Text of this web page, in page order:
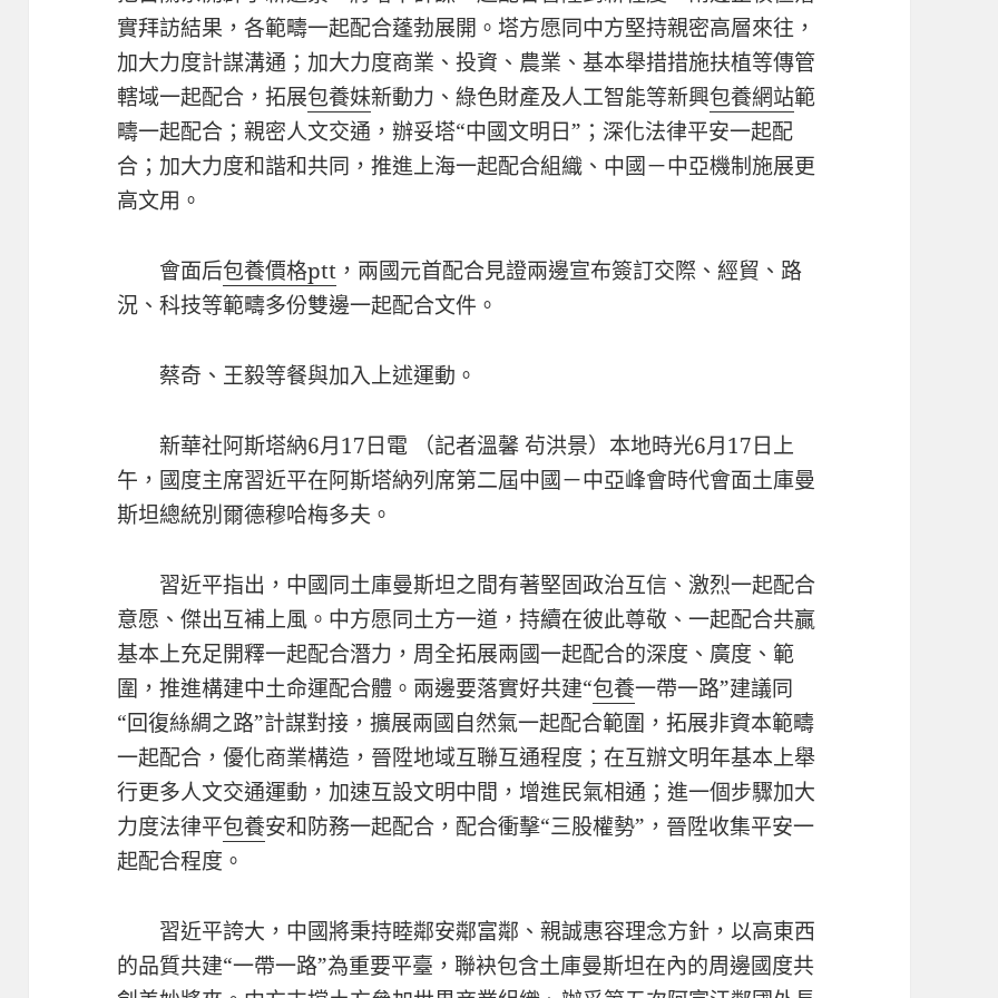
實拜訪結果，各範疇一起配合蓬勃展開。塔方愿同中方堅持親密高層來往，
加大力度計謀溝通；加大力度商業、投資、農業、基本舉措措施扶植等傳管
轄域一起配合，拓展包養妹新動力、綠色財產及人工智能等新興包養網站範
疇一起配合；親密人文交通，辦妥塔“中國文明日”；深化法律平安一起配
合；加大力度和諧和共同，推進上海一起配合組織、中國－中亞機制施展更
高文用。
會面后包養價格ptt ，兩國元首配合見證兩邊宣布簽訂交際、經貿、路
況、科技等範疇多份雙邊一起配合文件。
蔡奇、王毅等餐與加入上述運動。
新華社阿斯塔納6月17日電 （記者溫馨 茍洪景）本地時光6月17日上
午，國度主席習近平在阿斯塔納列席第二屆中國－中亞峰會時代會面土庫曼
斯坦總統別爾德穆哈梅多夫。
習近平指出，中國同土庫曼斯坦之間有著堅固政治互信、激烈一起配合
意愿、傑出互補上風。中方愿同土方一道，持續在彼此尊敬、一起配合共贏
基本上充足開釋一起配合潛力，周全拓展兩國一起配合的深度、廣度、範
圍，推進構建中土命運配合體。兩邊要落實好共建“包養一帶一路”建議同
“回復絲綢之路”計謀對接，擴展兩國自然氣一起配合範圍，拓展非資本範疇
一起配合，優化商業構造，晉陞地域互聯互通程度；在互辦文明年基本上舉
行更多人文交通運動，加速互設文明中間，增進民氣相通；進一個步驟加大
力度法律平包養安和防務一起配合，配合衝擊“三股權勢”，晉陞收集平安一
起配合程度。
習近平誇大，中國將秉持睦鄰安鄰富鄰、親誠惠容理念方針，以高東西
的品質共建“一帶一路”為重要平臺，聯袂包含土庫曼斯坦在內的周邊國度共